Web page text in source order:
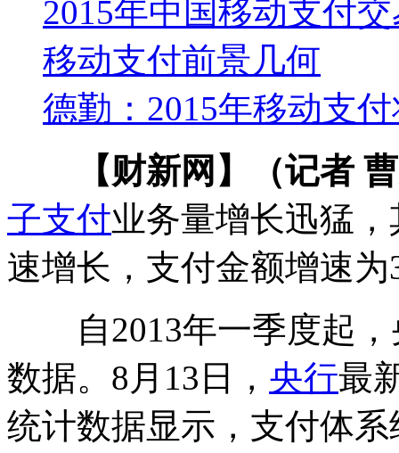
2015年中国移动支付
移动支付前景几何
德勤：2015年移动支
【财新网】（记者
子支付业务量增长迅猛
速增长，支付金额增速为
自2013年一季度起，
数据。8月13日， 央行最
统计数据显示，支付体